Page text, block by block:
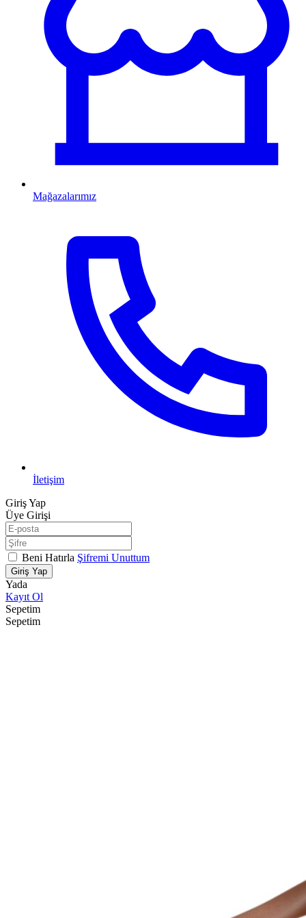
Mağazalarımız
İletişim
Giriş Yap
Üye Girişi
Beni Hatırla Şifremi Unuttum
Giriş Yap
Yada
Kayıt Ol
Sepetim
Sepetim